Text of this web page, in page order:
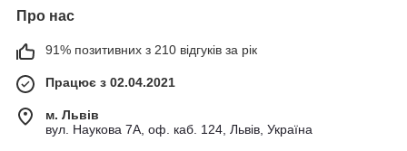
Про нас
91% позитивних з 210 відгуків за рік
Працює з 02.04.2021
м. Львів
вул. Наукова 7А, оф. каб. 124, Львів, Україна